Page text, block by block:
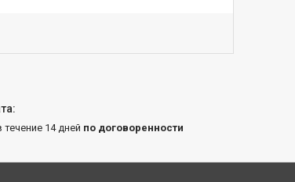
течение 14 дней по договоренности